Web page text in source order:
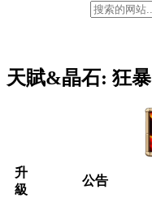
天賦&晶石: 狂暴
升
級
公告